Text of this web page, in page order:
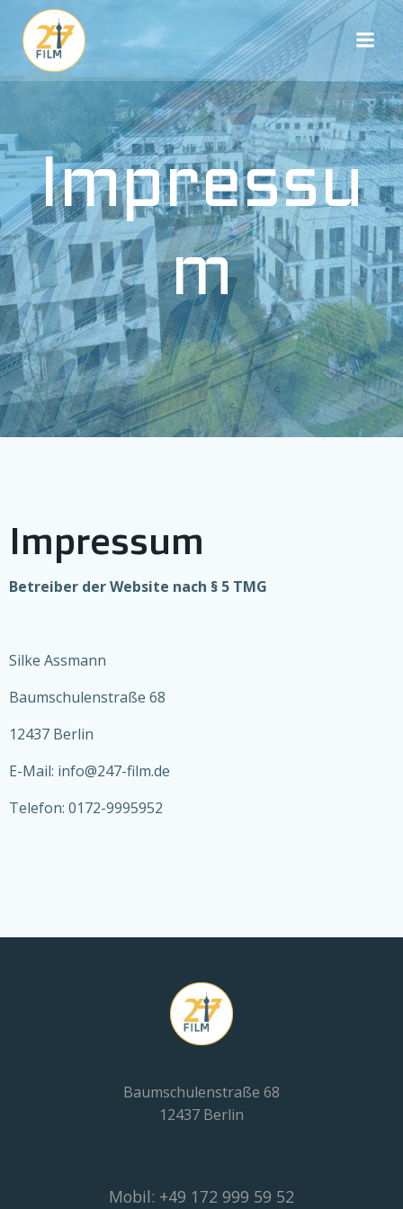
Inhalt
springen
Impressu
m
Impressum
Betreiber der Website nach § 5 TMG
Silke Assmann
Baumschulenstraße 68
12437 Berlin
E-Mail: info@247-film.de
Telefon: 0172-9995952
Baumschulenstraße 68
12437 Berlin
Mobil: +49 172 999 59 52